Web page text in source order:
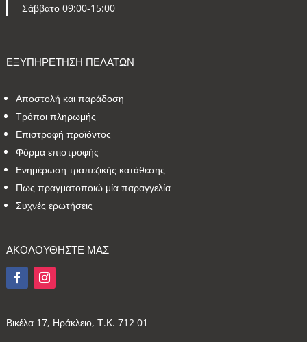
Σάββατο 09:00-15:00
ΕΞΥΠΗΡΕΤΗΣΗ ΠΕΛΑΤΩΝ
Αποστολή και παράδοση
Τρόποι πληρωμής
Επιστροφή προϊόντος
Φόρμα επιστροφής
Ενημέρωση τραπεζικής κατάθεσης
Πως πραγματοποιώ μία παραγγελία
Συχνές ερωτήσεις
ΑΚΟΛΟΥΘΗΣΤΕ ΜΑΣ
Βικέλα 17, Ηράκλειο, Τ.Κ. 712 01